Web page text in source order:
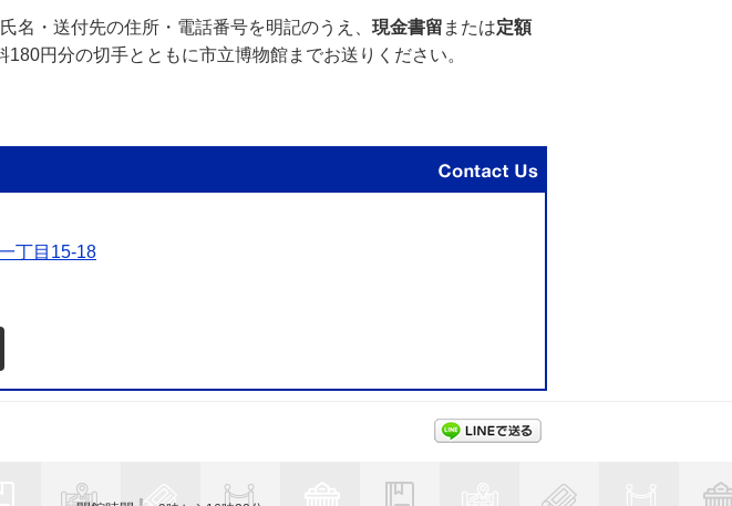
名・送付先の住所・電話番号を明記のうえ、 現金書留 または定額
円分の切手とともに市立博物館までお送りください。
丁目15-18